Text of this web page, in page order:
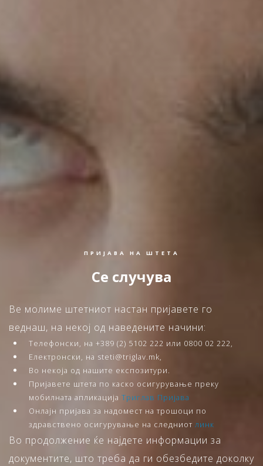
ПРИЈАВА НА ШТЕТА
Се случува
Ве молиме штетниот настан пријавете го
веднаш, на некој од наведените начини:
Телефонски, на +389 (2) 5102 222 или 0800 02 222,
Електронски, на steti@triglav.mk,
Во некоја од нашите експозитури.
Пријавете штета по каско осигурување преку
мобилната апликација Триглав Пријава
Онлајн пријава за надомест на трошоци по
здравствено осигурување на следниот линк
Во продолжение ќе најдете информации за
документите, што треба да ги обезбедите доколку